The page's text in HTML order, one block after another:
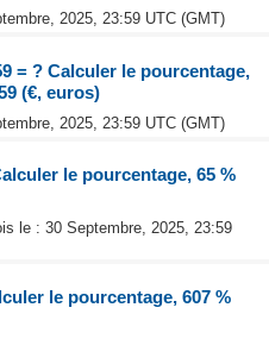
2025, 23:59 UTC (GMT)
= ? Calculer le pourcentage,
(€, euros)
2025, 23:59 UTC (GMT)
le pourcentage, 65 %
le : 30 Septembre, 2025, 23:59
le pourcentage, 607 %